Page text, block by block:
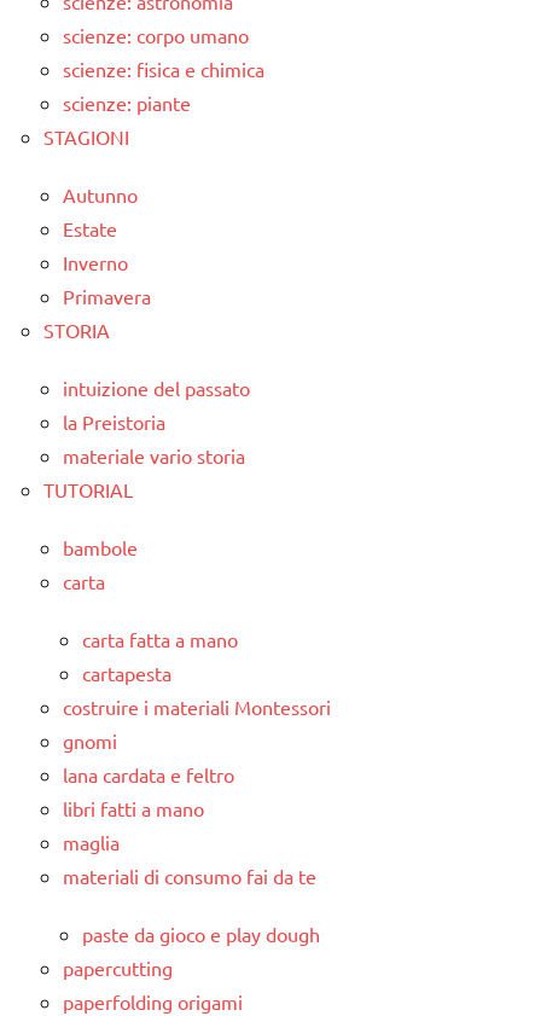
scienze: corpo umano
scienze: fisica e chimica
scienze: piante
STAGIONI
Autunno
Estate
Inverno
Primavera
STORIA
intuizione del passato
la Preistoria
materiale vario storia
TUTORIAL
bambole
carta
carta fatta a mano
cartapesta
costruire i materiali Montessori
gnomi
lana cardata e feltro
libri fatti a mano
maglia
materiali di consumo fai da te
paste da gioco e play dough
papercutting
paperfolding origami